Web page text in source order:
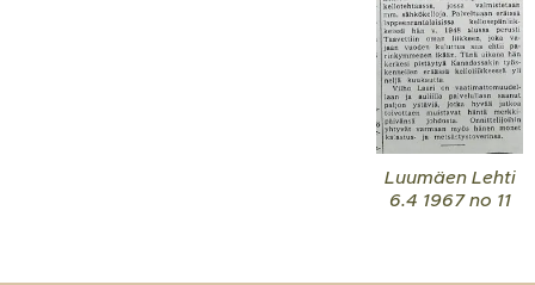
Luumäen Lehti
6.4 1967 no 11